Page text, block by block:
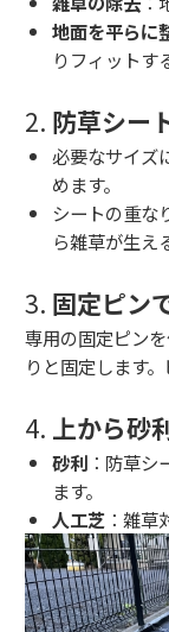
地面を平らに
りフィットす
2. 防草シー
必要なサイズ
めます。
シートの重な
ら雑草が生え
3. 固定ピン
専用の固定ピン
りと固定します
4. 上から砂
砂利 ：防草
ます。
人工芝 ：雑